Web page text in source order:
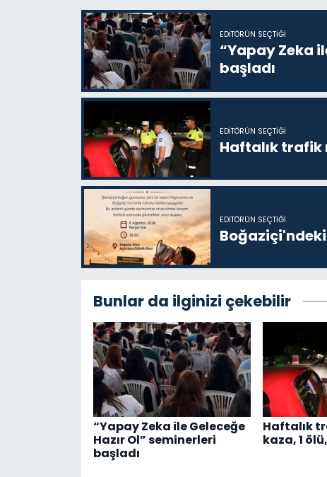
EDITÖRÜN SEÇTIĞI
“Yapay Zeka
başladı
EDITÖRÜN SEÇTIĞI
Haftalık trafik
EDITÖRÜN SEÇTIĞI
Bunlar da ilginizi çekebilir
“Yapay Zeka ile Geleceğe
Hazır Ol” seminerleri
başladı
Haftalık
kaza, 1